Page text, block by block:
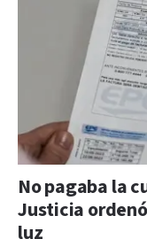
No pagaba la
Justicia
luz